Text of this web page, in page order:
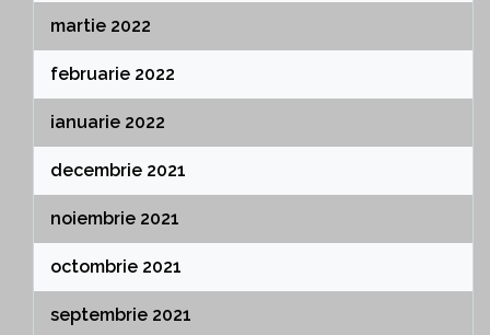
martie 2022
februarie 2022
ianuarie 2022
decembrie 2021
noiembrie 2021
octombrie 2021
septembrie 2021